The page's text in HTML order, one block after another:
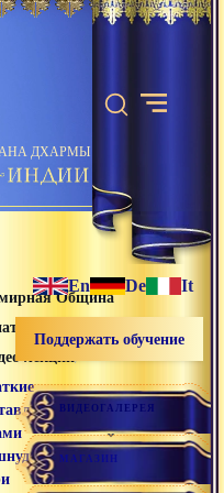
ДХАРМЫ
Община
Дхармы
лекции/
En De It
Поддержать обучение
ВИДЕОГАЛЕРЕЯ
МАГАЗИН